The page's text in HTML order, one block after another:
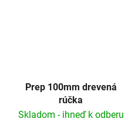
Prep 100mm drevená
rúčka
Skladom - ihneď k odberu